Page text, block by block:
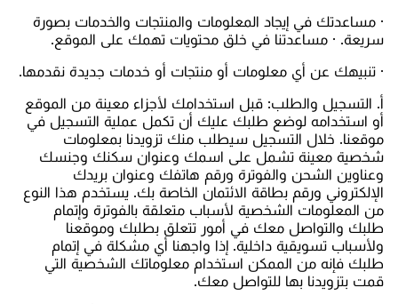
· مساعدتك في إيجاد المعلومات والمنتجات والخدمات بصورة
سريعة. · مساعدتنا في خلق محتويات تهمك على الموقع.
· تنبيهك عن أي معلومات أو منتجات أو خدمات جديدة نقدمها.
أ‌. التسجيل والطلب: قبل استخدامك لأجزاء معينة من الموقع
أو استخدامه لوضع طلبك عليك أن تكمل عملية التسجيل في
موقعنا. خلال التسجيل سيطلب منك تزويدنا بمعلومات
شخصية معينة تشمل على اسمك وعنوان سكنك وجنسك
وعناوين الشحن والفوترة ورقم هاتفك وعنوان بريدك
الإلكتروني ورقم بطاقة الائتمان الخاصة بك. يستخدم هذا النوع
من المعلومات الشخصية لأسباب متعلقة بالفوترة وإتمام
طلبك والتواصل معك في أمور تتعلق بطلبك وموقعنا
ولأسباب تسويقية داخلية. إذا واجهنا أي مشكلة في إتمام
طلبك فإنه من الممكن استخدام معلوماتك الشخصية التي
قمت بتزويدنا بها للتواصل معك.